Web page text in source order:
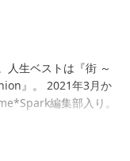
人生ベストは『街 ～
』。 2021年3月か
編集部入り。